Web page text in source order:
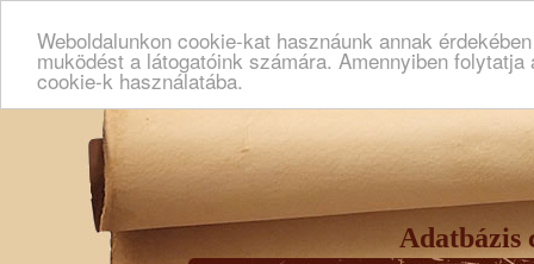
Weboldalunkon cookie-kat hasznáunk annak
muködést a látogatóink számára. Amennyiben
cookie-k használatába.
Adatbázis